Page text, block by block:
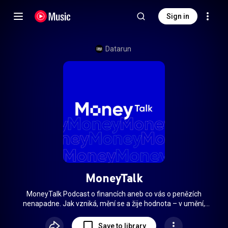
Sign in
Datarun
MoneyTalk
MoneyTalk Podcast o financích aneb co vás o penězích
nenapadne. Jak vzniká, mění se a žije hodnota – v umění,
tvář hodnoty – peníze jsou jen vstupní brána. Někde jde o
Save to library